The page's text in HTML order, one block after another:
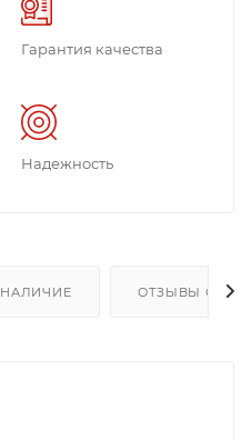
Гарантия качества
Надежность
НАЛИЧИЕ ОТЗЫВЫ О